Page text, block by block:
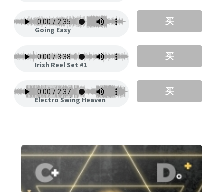
Going Easy
买
Irish Reel Set #1
买
Electro Swing Heaven
买